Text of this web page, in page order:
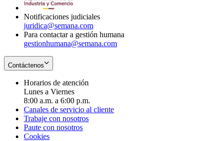
Notificaciones judiciales
juridica@semana.com
Para contactar a gestión humana
gestionhumana@semana.com
Contáctenos
Horarios de atención
Lunes a Viernes
8:00 a.m. a 6:00 p.m.
Canales de servicio al cliente
Trabaje con nosotros
Paute con nosotros
Cookies